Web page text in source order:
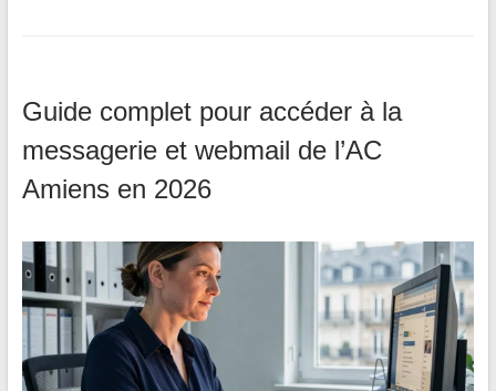
Guide complet pour accéder à la
messagerie et webmail de l’AC
Amiens en 2026